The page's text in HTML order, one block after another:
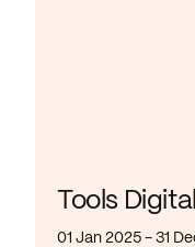
Tools
01 Jan 2025 - 31